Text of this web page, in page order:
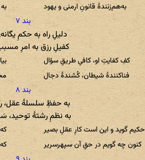
به‌هم‌زنندهٔ قانونِ ارمنی و یهود
دلیلِ راه به حکمِ
کفیلِ رزق به امرِ
کفِ کفایتِ او، کافیِ طریقِ سؤال
فناکنندهٔ شیطان، کُشندهٔ دجال
به حفظِ سلسلهٔ عقل،
به نظمِ رشتهٔ توحید،
حکیم گوید و این است کارِ عقلِ بصیر
کنون چه گویم در حقِ آن سپهر‌سریر